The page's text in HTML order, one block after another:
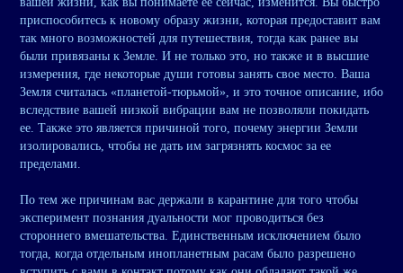
приспособитесь к новому образу жизни, которая предоставит вам
так много возможностей для путешествия, тогда как ранее вы
были привязаны к Земле. И не только это, но также и в высшие
измерения, где некоторые души готовы занять свое место. Ваша
Земля считалась «планетой-тюрьмой», и это точное описание, ибо
вследствие вашей низкой вибрации вам не позволяли покидать
ее. Также это является причиной того, почему энергии Земли
изолировались, чтобы не дать им загрязнять космос за ее
пределами.
По тем же причинам вас держали в карантине для того чтобы
эксперимент познания дуальности мог проводиться без
стороннего вмешательства. Единственным исключением было
тогда, когда отдельным инопланетным расам было разрешено